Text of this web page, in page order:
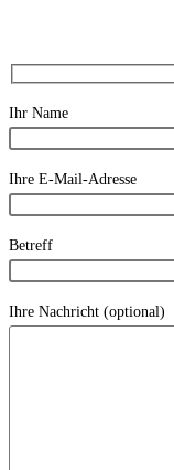
Ihr Name
Ihre E-Mail-Adresse
Betreff
Ihre Nachricht (optional)